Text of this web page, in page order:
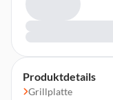
Produktdetails
Grillplatte